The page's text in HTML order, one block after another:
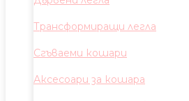
Трансформиращи легла
Сгъваеми кошари
Аксесоари за кошара